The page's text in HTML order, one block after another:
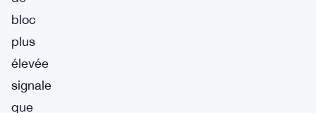
bloc
plus
élevée
signale
que